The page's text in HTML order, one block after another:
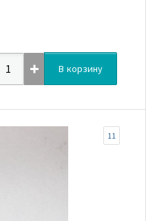
В корзину
11